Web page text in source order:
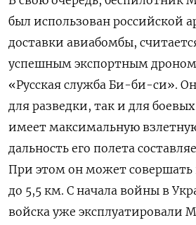
был использован российской
доставки авиабомбы,
успешным экспортным
«Русская служба Би-би-си».
для разведки, так и для
имеет максимальную
дальность его полета
При этом он может совершать
до 5,5 км. С начала войны в
войска уже эксплуатировали